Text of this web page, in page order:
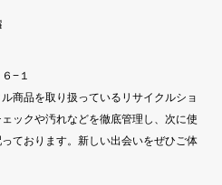
−１
商品を取り扱っているリサイクルショ
ックや汚れなどを徹底管理し、次に使
ております。新しい出会いをぜひご体